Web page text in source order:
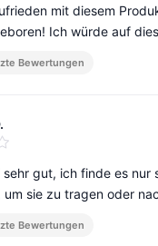
mit diesem
Ich würde auf
Bewertungen
von 5
sehr gut, ich finde es
sie zu tragen oder
Bewertungen